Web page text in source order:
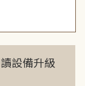
設備升級